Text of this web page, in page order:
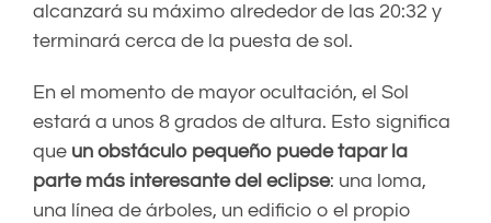
alcanzará su máximo alrededor de las 20:32 y
terminará cerca de la puesta de sol.
En el momento de mayor ocultación, el Sol
estará a unos 8 grados de altura. Esto significa
que un obstáculo pequeño puede tapar la
parte más interesante del eclipse: una loma,
una línea de árboles, un edificio o el propio